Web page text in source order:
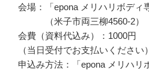
会場：「epona メリハリボディ
（米子市両三柳4560-2）
会費（資料代込み）：1000円
（当日受付でお支払いください）
申込み方法：「epona メリハリ